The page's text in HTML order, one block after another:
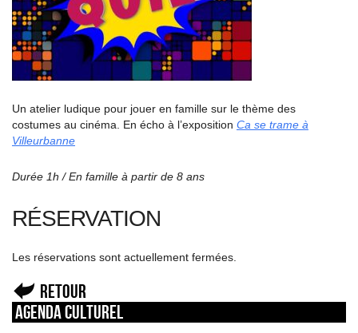
Un atelier ludique pour jouer en famille sur le thème des
costumes au cinéma. En écho à l’exposition Ca se trame à
Villeurbanne
Durée 1h / En famille à partir de 8 ans
RÉSERVATION
Les réservations sont actuellement fermées.
Retour
Agenda culturel